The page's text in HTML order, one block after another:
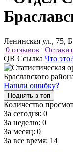
Ленинская ул., 75,
0 отзывов |
QR Ссылка Что это?
Нашли ошибку?
Поднять в топ
Количество
За сегодня: 0
За неделю: 0
За месяц: 0
За все время: 14